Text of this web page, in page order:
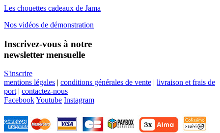
Les chouettes cadeaux de Jama
Nos vidéos de démonstration
Inscrivez-vous à notre
newsletter mensuelle
S'inscrire
mentions légales | conditions générales de vente | livraison et frais de
port| contactez-nous
FacebookYoutube Instagram